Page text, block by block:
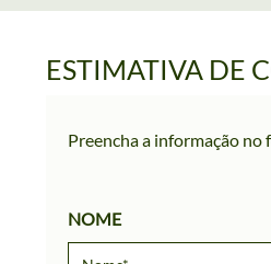
ESTIMATIVA DE
Preencha a informação no
NOME